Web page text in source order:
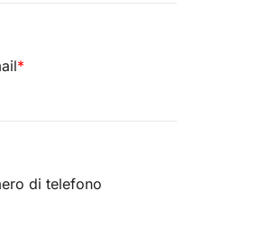
*
di telefono